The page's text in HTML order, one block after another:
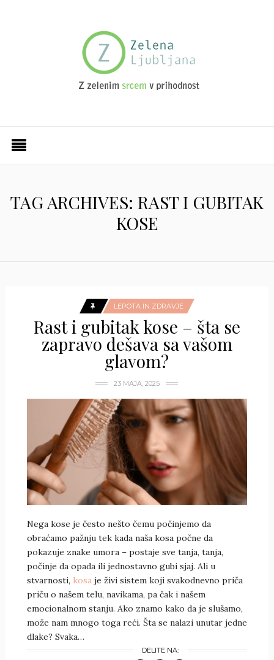
TAG ARCHIVES: RAST I GUBITAK
KOSE
LEPOTA IN ZDRAVJE
Rast i gubitak kose – šta se
zapravo dešava sa vašom
glavom?
23 MAJA, 2025
Nega kose je često nešto čemu počinjemo da
obraćamo pažnju tek kada naša kosa počne da
pokazuje znake umora – postaje sve tanja, tanja,
počinje da opada ili jednostavno gubi sjaj. Ali u
stvarnosti, kosaje živi sistem koji svakodnevno priča
priču o našem telu, navikama, pa čak i našem
emocionalnom stanju. Ako znamo kako da je slušamo,
može nam mnogo toga reći. Šta se nalazi unutar jedne
dlake? Svaka…
DELITE NA: